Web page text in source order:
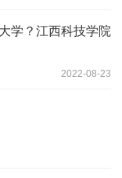
学？江西科技学院
2022-08-23